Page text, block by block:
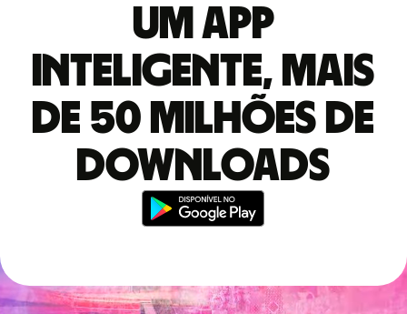
Um app
inteligente, mais
de 50 milhões de
downloads